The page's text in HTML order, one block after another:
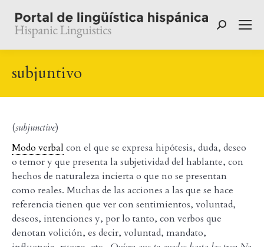
Buscar:
subjuntivo
(subjunctive)
Modo verbal con el que se expresa hipótesis, duda, deseo
o temor y que presenta la subjetividad del hablante, con
hechos de naturaleza incierta o que no se presentan
como reales. Muchas de las acciones a las que se hace
referencia tienen que ver con sentimientos, voluntad,
deseos, intenciones y, por lo tanto, con verbos que
denotan volición, es decir, voluntad, mandato,